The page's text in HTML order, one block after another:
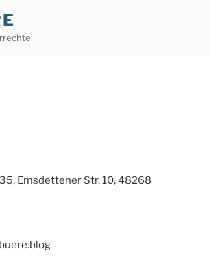
Emsdettener Str. 10, 48268